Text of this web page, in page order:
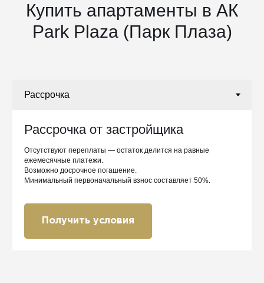
Купить апартаменты в АК
Park Plaza (Парк Плаза)
Рассрочка от застройщика
Отсутствуют переплаты — остаток делится на равные
ежемесячные платежи.
Возможно досрочное погашение.
Минимальный первоначальный взнос составляет 50%.
Получить условия